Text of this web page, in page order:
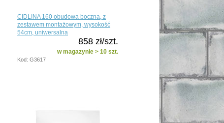
CIDLINA 160 obudowa boczna, z
zestawem montażowym, wysokość
54cm, uniwersalna
858 zł/szt.
w magazynie > 10 szt.
Kod: G3617